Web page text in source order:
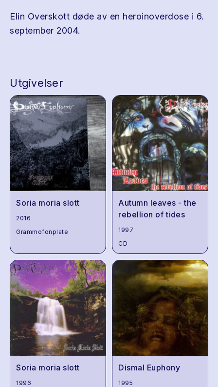
Elin Overskott døde av en heroinoverdose i 6.
september 2004.
Utgivelser
Soria moria slott
2016
Grammofonplate
Autumn leaves - the
rebellion of tides
1997
CD
Soria moria slott
1996
Dismal Euphony
1995